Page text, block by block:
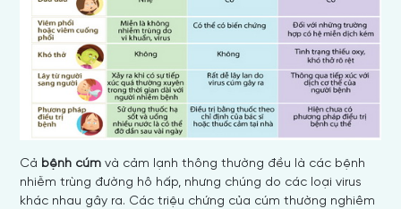
Cả bệnh cúm và cảm lạnh thông thường đều là các bệnh
nhiễm trùng đường hô hấp, nhưng chúng do các loại virus
khác nhau gây ra. Các triệu chứng của cúm thường nghiêm